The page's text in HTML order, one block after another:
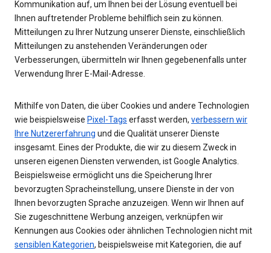
Kommunikation auf, um Ihnen bei der Lösung eventuell bei
Ihnen auftretender Probleme behilflich sein zu können.
Mitteilungen zu Ihrer Nutzung unserer Dienste, einschließlich
Mitteilungen zu anstehenden Veränderungen oder
Verbesserungen, übermitteln wir Ihnen gegebenenfalls unter
Verwendung Ihrer E-Mail-Adresse.
Mithilfe von Daten, die über Cookies und andere Technologien
wie beispielsweise Pixel-Tags erfasst werden, verbessern wir
Ihre Nutzererfahrung und die Qualität unserer Dienste
insgesamt. Eines der Produkte, die wir zu diesem Zweck in
unseren eigenen Diensten verwenden, ist Google Analytics.
Beispielsweise ermöglicht uns die Speicherung Ihrer
bevorzugten Spracheinstellung, unsere Dienste in der von
Ihnen bevorzugten Sprache anzuzeigen. Wenn wir Ihnen auf
Sie zugeschnittene Werbung anzeigen, verknüpfen wir
Kennungen aus Cookies oder ähnlichen Technologien nicht mit
sensiblen Kategorien, beispielsweise mit Kategorien, die auf